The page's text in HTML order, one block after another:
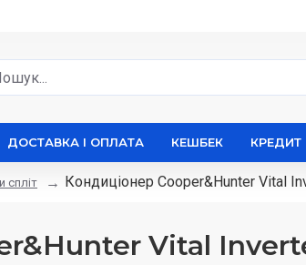
ДОСТАВКА І ОПЛАТА КЕШБЕК КРЕДИТ
спліт Кондиціонер Cooper&Hunter Vital
Vital